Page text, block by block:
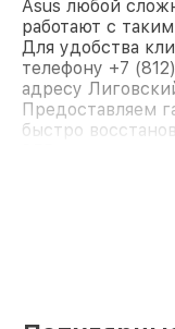
Asus любой
работают с
Для удобства
телефону +7
адресу
Предоставляем
быстро